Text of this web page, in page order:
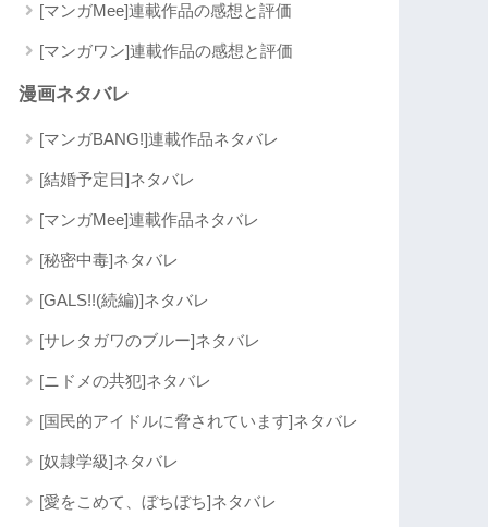
[マンガMee]連載作品の感想と評価
[マンガワン]連載作品の感想と評価
漫画ネタバレ
[マンガBANG!]連載作品ネタバレ
[結婚予定日]ネタバレ
[マンガMee]連載作品ネタバレ
[秘密中毒]ネタバレ
[GALS!!(続編)]ネタバレ
[サレタガワのブルー]ネタバレ
[ニドメの共犯]ネタバレ
[国民的アイドルに脅されています]ネタバレ
[奴隷学級]ネタバレ
[愛をこめて、ぼちぼち]ネタバレ